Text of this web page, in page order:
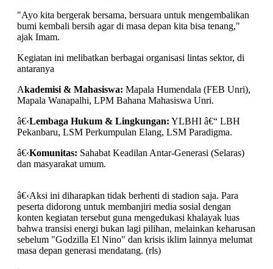
"Ayo kita bergerak bersama, bersuara untuk mengembalikan
bumi kembali bersih agar di masa depan kita bisa tenang,"
ajak Imam.
Kegiatan ini melibatkan berbagai organisasi lintas sektor, di
antaranya
Akademisi & Mahasiswa: Mapala Humendala (FEB Unri),
Mapala Wanapalhi, LPM Bahana Mahasiswa Unri.
â€‹Lembaga Hukum & Lingkungan: YLBHI â€“ LBH
Pekanbaru, LSM Perkumpulan Elang, LSM Paradigma.
â€‹Komunitas: Sahabat Keadilan Antar-Generasi (Selaras)
dan masyarakat umum.
â€‹Aksi ini diharapkan tidak berhenti di stadion saja. Para
peserta didorong untuk membanjiri media sosial dengan
konten kegiatan tersebut guna mengedukasi khalayak luas
bahwa transisi energi bukan lagi pilihan, melainkan keharusan
sebelum "Godzilla El Nino" dan krisis iklim lainnya melumat
masa depan generasi mendatang. (rls)